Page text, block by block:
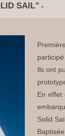
SAIL" -
Ils ont
En effet
Solid